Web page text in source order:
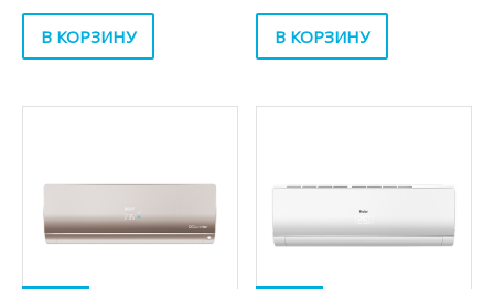
В КОРЗИНУ В КОРЗИНУ